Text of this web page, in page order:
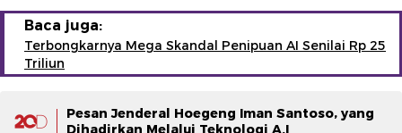
Baca juga:
Terbongkarnya Mega Skandal Penipuan AI Senilai Rp 25
Triliun
Pesan Jenderal Hoegeng Iman Santoso, yang
Dihadirkan Melalui Teknologi A.I